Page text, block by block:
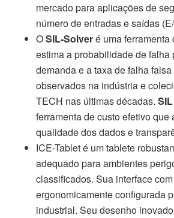
mercado para aplicações de
número de entradas e saídas
OSIL-Solveré uma
estima a probabilidade de falha
demanda e a taxa de falha
observados na indústria e
TECH nas últimas décadas. SIL
ferramenta de custo efetivo que
qualidade dos dados e
ICE-Tablet é um tablete
adequado para ambientes
classificados. Sua interface
ergonomicamente configurada
industrial. Seu desenho